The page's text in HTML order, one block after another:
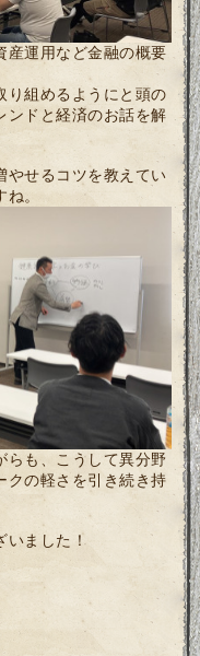
産運用など金融の概要
り組めるようにと頭の
ンドと経済のお話を解
やせるコツを教えてい
。
らも、こうして異分野
クの軽さを引き続き持
いました！